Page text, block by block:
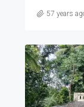
57 years